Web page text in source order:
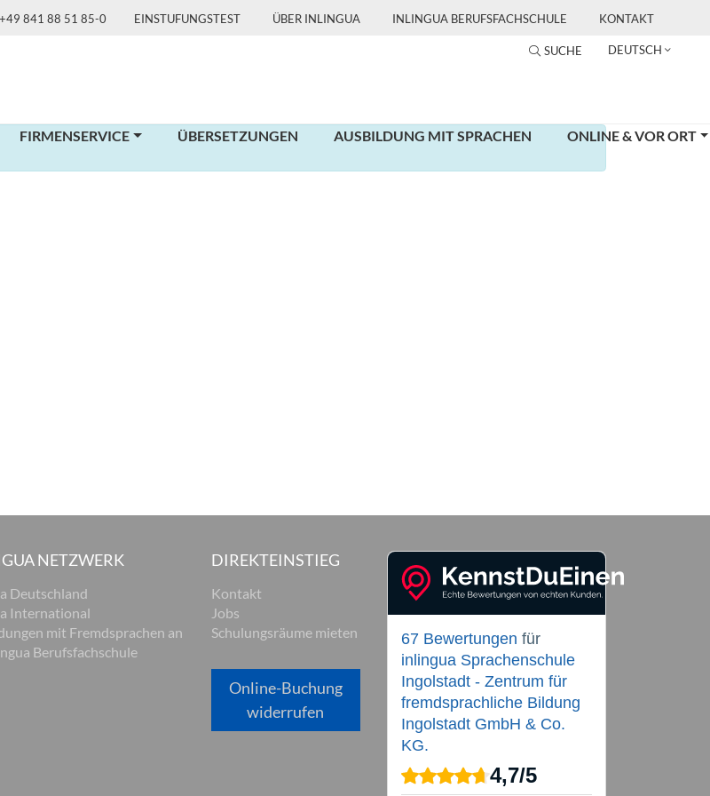
+49 841 88 51 85-0 EINSTUFUNGSTEST ÜBER INLINGUA INLINGUA BERUFSFACHSCHULE KONTAKT
SUCHE DEUTSCH
FIRMENSERVICE ÜBERSETZUNGEN AUSBILDUNG MIT SPRACHEN ONLINE & VOR ORT
NETZWERK
Deutschland
International
mit Fremdsprachen an
Berufsfachschule
DIREKTEINSTIEG
Kontakt
Jobs
Schulungsräume mieten
Online-Buchung
widerrufen
67 Bewertungen für
inlingua Sprachenschule
Ingolstadt - Zentrum für
fremdsprachliche Bildung
Ingolstadt GmbH & Co.
KG.
4,7/5